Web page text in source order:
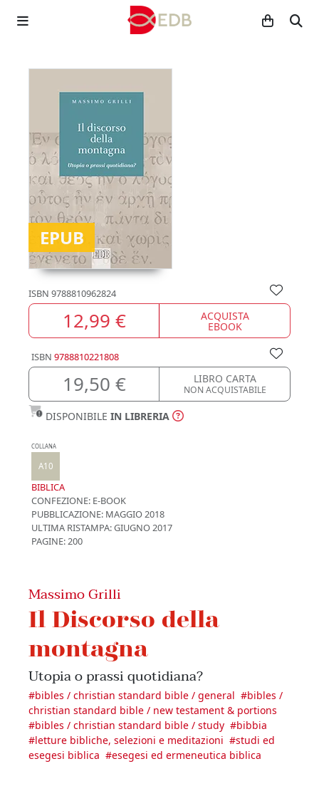
EPUB
ISBN 9788810962824
12,99 € ACQUISTA
EBOOK
ISBN 9788810221808
19,50 € LIBRO CARTA
NON ACQUISTABILE
DISPONIBILE IN LIBRERIA
COLLANA
A10
BIBLICA
CONFEZIONE: E-BOOK
PUBBLICAZIONE: MAGGIO 2018
ULTIMA RISTAMPA:GIUGNO 2017
PAGINE: 200
Massimo Grilli
Il Discorso della
montagna
Utopia o prassi quotidiana?
#bibles / christian standard bible / general #bibles /
christian standard bible / new testament & portions
#bibles / christian standard bible / study #bibbia
#letture bibliche, selezioni e meditazioni #studi ed
esegesi biblica #esegesi ed ermeneutica biblica